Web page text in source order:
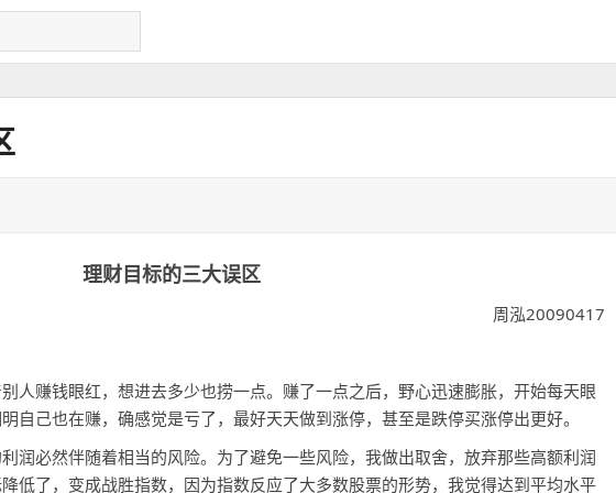
理财目标的三大误区
周泓20090417
赚钱眼红，想进去多少也捞一点。赚了一点之后，野心迅速膨胀，开始每天眼
自己也在赚，确感觉是亏了，最好天天做到涨停，甚至是跌停买涨停出更好。
润必然伴随着相当的风险。为了避免一些风险，我做出取舍，放弃那些高额利润
低了，变成战胜指数，因为指数反应了大多数股票的形势，我觉得达到平均水平